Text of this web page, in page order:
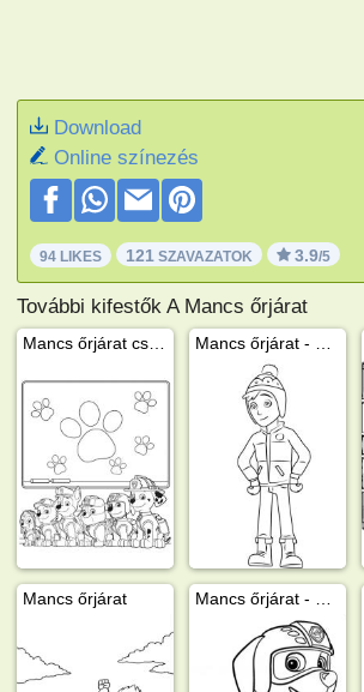
Download
Online színezés
94 LIKES 121 SZAVAZATOK 3.9/5
További kifestők A Mancs őrjárat
Mancs őrjárat